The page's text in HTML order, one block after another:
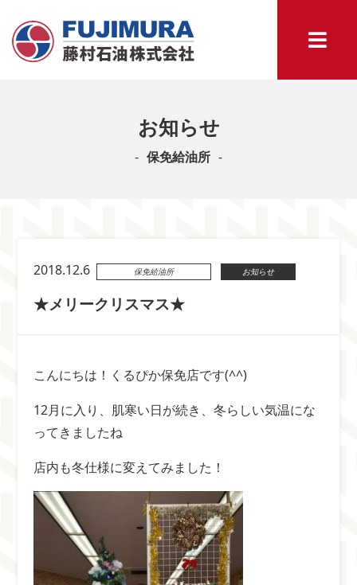
お知らせ
保免給油所
2018.12.6 保免給油所 お知らせ
★メリークリスマス★
こんにちは！くるぴか保免店です(^^)
12月に入り、肌寒い日が続き、冬らしい気温にな
ってきましたね
店内も冬仕様に変えてみました！